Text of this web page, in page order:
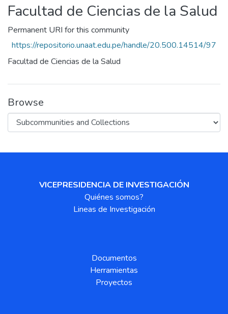
Facultad de Ciencias de la Salud
Permanent URI for this community
https://repositorio.unaat.edu.pe/handle/20.500.14514/97
Facultad de Ciencias de la Salud
Browse
VICEPRESIDENCIA DE INVESTIGACIÓN
Quiénes somos?
Lineas de Investigación
Documentos
Herramientas
Proyectos